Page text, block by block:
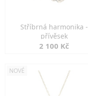
Stříbrná harmonika -
přívěsek
2 100 Kč
NOVÉ